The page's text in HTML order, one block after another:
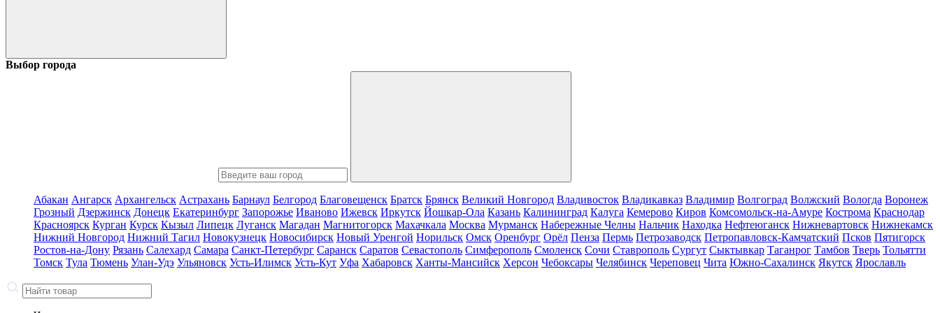
Выбор города
Абакан Ангарск Архангельск Астрахань Барнаул Белгород Благовещенск Братск Брянск Великий Новгород Владивосток Владикавказ Владимир Волгоград Волжский Вологда Воронеж
Грозный Дзержинск Донецк Екатеринбург Запорожье Иваново Ижевск Иркутск Йошкар-Ола Казань Калининград Калуга Кемерово Киров Комсомольск-на-Амуре Кострома Краснодар
Красноярск Курган Курск Кызыл Липецк Луганск Магадан Магнитогорск Махачкала Москва Мурманск Набережные Челны Нальчик Находка Нефтеюганск Нижневартовск Нижнекамск
Нижний Новгород Нижний Тагил Новокузнецк Новосибирск Новый Уренгой Норильск Омск Оренбург Орёл Пенза Пермь Петрозаводск Петропавловск-Камчатский Псков Пятигорск
Ростов-на-Дону Рязань Салехард Самара Санкт-Петербург Саранск Саратов Севастополь Симферополь Смоленск Сочи Ставрополь Сургут Сыктывкар Таганрог Тамбов Тверь Тольятти
Томск Тула Тюмень Улан-Удэ Ульяновск Усть-Илимск Усть-Кут Уфа Хабаровск Ханты-Мансийск Херсон Чебоксары Челябинск Череповец Чита Южно-Сахалинск Якутск Ярославль